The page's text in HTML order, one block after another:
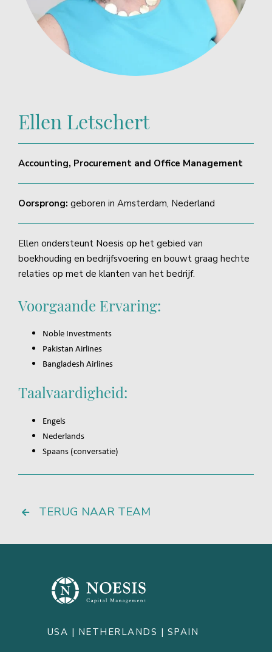
Ellen Letschert
Accounting, Procurement and Office Management
Oorsprong: geboren in Amsterdam, Nederland
Ellen ondersteunt Noesis op het gebied van
boekhouding en bedrijfsvoering en bouwt graag hechte
relaties op met de klanten van het bedrijf.
Voorgaande Ervaring:
Noble Investments
Pakistan Airlines
Bangladesh Airlines
Taalvaardigheid:
Engels
Nederlands
Spaans (conversatie)
TERUG NAAR TEAM
USA | NETHERLANDS | SPAIN